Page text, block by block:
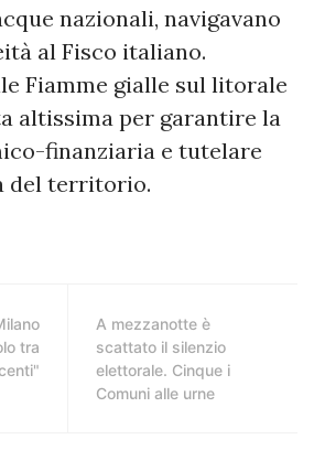
nazionali, navigavano
al Fisco italiano.
Fiamme gialle sul litorale
altissima per garantire la
finanziaria e tutelare
del territorio.
tra
A mezzanotte è
scattato il silenzio
elettorale. Cinque i
Comuni alle urne